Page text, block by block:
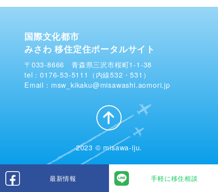
最新情報 手軽に移住相談
国際文化都市
みさわ 移住定住ポータルサイト
〒033-8666 青森県三沢市桜町1-1-38
tel：0176-53-5111（内線532・531）
Email：msw_kikaku@misawashi.aomori.jp
2023 © misawa-iju.